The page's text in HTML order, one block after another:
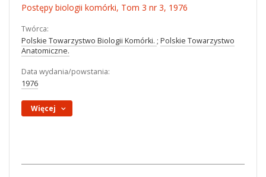
Postępy biologii komórki, Tom 3 nr 3, 1976
Twórca:
Polskie Towarzystwo Biologii Komórki. ; Polskie Towarzystwo
Anatomiczne.
Data wydania/powstania:
1976
Więcej